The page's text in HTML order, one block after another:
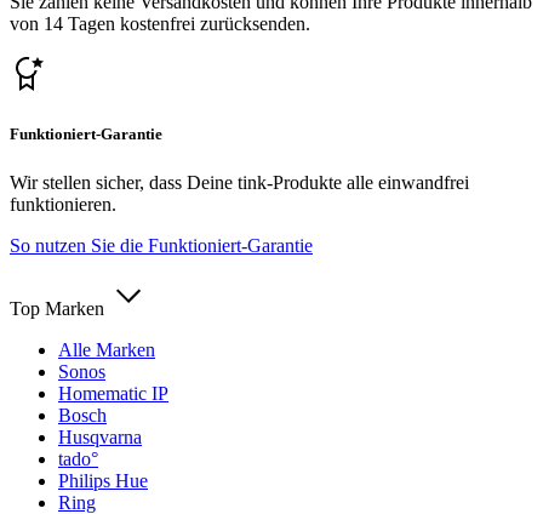
von 14 Tagen kostenfrei zurücksenden.
Funktioniert-Garantie
Wir stellen sicher, dass Deine tink-Produkte alle einwandfrei
funktionieren.
So nutzen Sie die Funktioniert-Garantie
Top Marken
Alle Marken
Sonos
Homematic IP
Bosch
Husqvarna
tado°
Philips Hue
Ring